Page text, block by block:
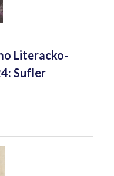
Literacko-
Sufler